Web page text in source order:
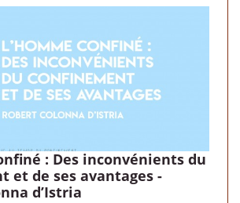
: Des inconvénients du
et de ses avantages -
d’Istria